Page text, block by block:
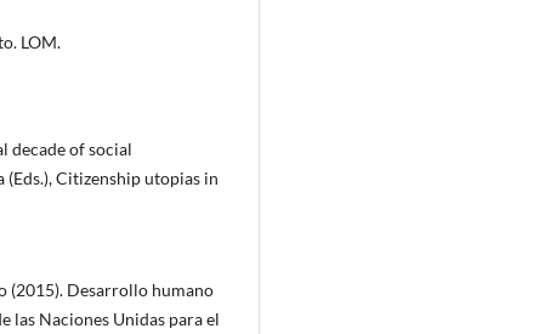
LOM.
decade of social
(Eds.), Citizenship utopias in
(2015). Desarrollo humano
las Naciones Unidas para el